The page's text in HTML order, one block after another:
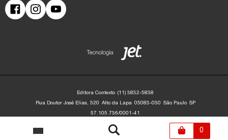
0
Editora Contexto (11) 3832-5838
Rua Doutor José Elias, 520 Alto da Lapa 05083-030 São Paulo SP
57.105.736/0001-41
Lapa - São Paulo/SP - 05083-030 | contato@editoracontexto.com.br | +55 11
3832-5838